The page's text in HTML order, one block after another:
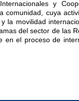
y
comunidad, cuya
la movilidad
del sector de las
en el proceso de